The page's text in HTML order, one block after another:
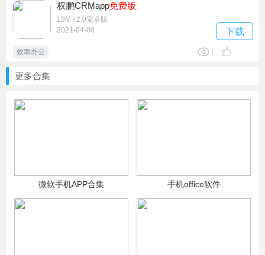
权鹏CRMapp免费版
19M / 2.0安卓版
2021-04-08
下载
效率办公 1
更多合集
微软手机APP合集 手机office软件